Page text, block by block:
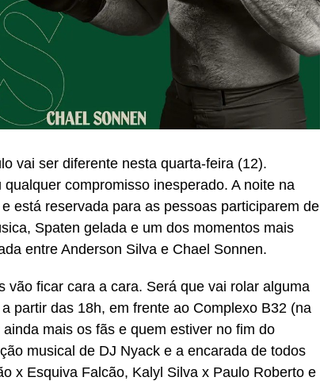
vai ser diferente nesta quarta-feira (12).
compromisso inesperado. A noite na
está reservada para as pessoas participarem de
Spaten gelada e um dos momentos mais
entre Anderson Silva e Chael Sonnen.
vão ficar cara a cara. Será que vai rolar alguma
partir das 18h, em frente ao Complexo B32 (na
mais os fãs e quem estiver no fim do
musical de DJ Nyack e a encarada de todos
x Esquiva Falcão, Kalyl Silva x Paulo Roberto e